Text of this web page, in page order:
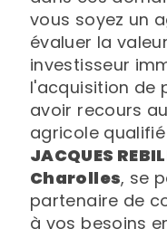
vous soyez un
évaluer la
investisseur
l'acquisition de
avoir recours
agricole
JACQUES
Charolles, se
partenaire de
à vos besoins